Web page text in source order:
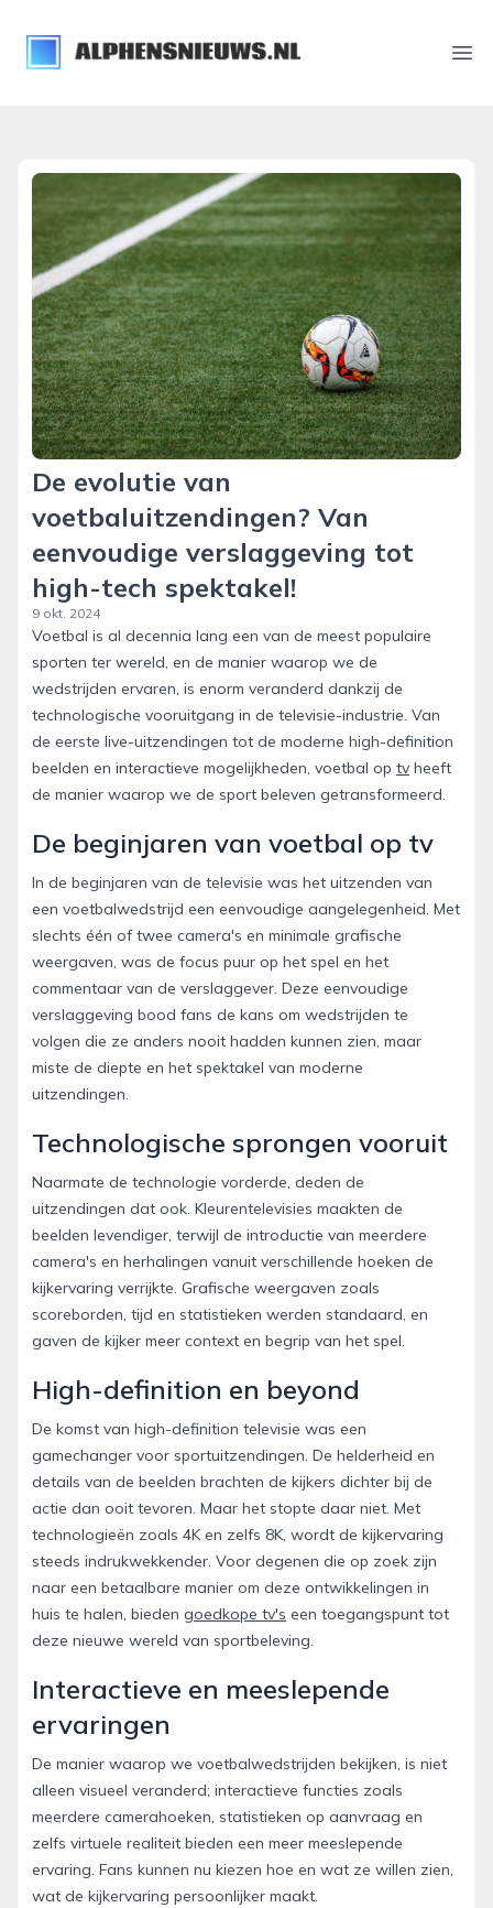
alphensnieuws.nl
De evolutie van
voetbaluitzendingen? Van
eenvoudige verslaggeving tot
high-tech spektakel!
9 okt. 2024
Voetbal is al decennia lang een van de meest populaire
sporten ter wereld, en de manier waarop we de
wedstrijden ervaren, is enorm veranderd dankzij de
technologische vooruitgang in de televisie-industrie. Van
de eerste live-uitzendingen tot de moderne high-definition
beelden en interactieve mogelijkheden, voetbal op tv heeft
de manier waarop we de sport beleven getransformeerd.
De beginjaren van voetbal op tv
In de beginjaren van de televisie was het uitzenden van
een voetbalwedstrijd een eenvoudige aangelegenheid. Met
slechts één of twee camera's en minimale grafische
weergaven, was de focus puur op het spel en het
commentaar van de verslaggever. Deze eenvoudige
verslaggeving bood fans de kans om wedstrijden te
volgen die ze anders nooit hadden kunnen zien, maar
miste de diepte en het spektakel van moderne
uitzendingen.
Technologische sprongen vooruit
Naarmate de technologie vorderde, deden de
uitzendingen dat ook. Kleurentelevisies maakten de
beelden levendiger, terwijl de introductie van meerdere
camera's en herhalingen vanuit verschillende hoeken de
kijkervaring verrijkte. Grafische weergaven zoals
scoreborden, tijd en statistieken werden standaard, en
gaven de kijker meer context en begrip van het spel.
High-definition en beyond
De komst van high-definition televisie was een
gamechanger voor sportuitzendingen. De helderheid en
details van de beelden brachten de kijkers dichter bij de
actie dan ooit tevoren. Maar het stopte daar niet. Met
technologieën zoals 4K en zelfs 8K, wordt de kijkervaring
steeds indrukwekkender. Voor degenen die op zoek zijn
naar een betaalbare manier om deze ontwikkelingen in
huis te halen, bieden goedkope tv's een toegangspunt tot
deze nieuwe wereld van sportbeleving.
Interactieve en meeslepende
ervaringen
De manier waarop we voetbalwedstrijden bekijken, is niet
alleen visueel veranderd; interactieve functies zoals
meerdere camerahoeken, statistieken op aanvraag en
zelfs virtuele realiteit bieden een meer meeslepende
ervaring. Fans kunnen nu kiezen hoe en wat ze willen zien,
wat de kijkervaring persoonlijker maakt.